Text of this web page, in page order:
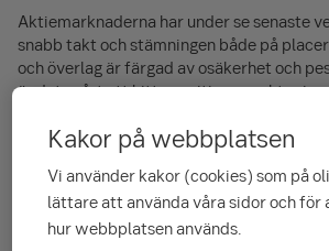
Aktiemarknaderna har under se senaste
snabb takt och stämningen både på
och överlag är färgad av osäkerhet och
är det svårt att hitta positiva aspekter
Gåvoskatten bestäms på gåvodagen och
verkliga marknadsvärdet på gåvodagen.
att ge gåvor då värdet av värdepapper
sjunkit. Uttryckt med andra ord är det i
Kakor på webbplatsen
Vi använder kakor (cookies) som på
lättare att använda våra sidor och för
hur webbplatsen används.